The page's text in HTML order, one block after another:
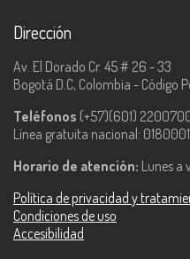
Dirección
Av. El Dorado Cr. 45 # 26 - 33
Bogotá D.C, Colombia - Código
Teléfonos (+57)(601)
Línea gratuita nacional:
Horario de atención: Lunes a
Política de privacidad y
Condiciones de uso
Accesibilidad